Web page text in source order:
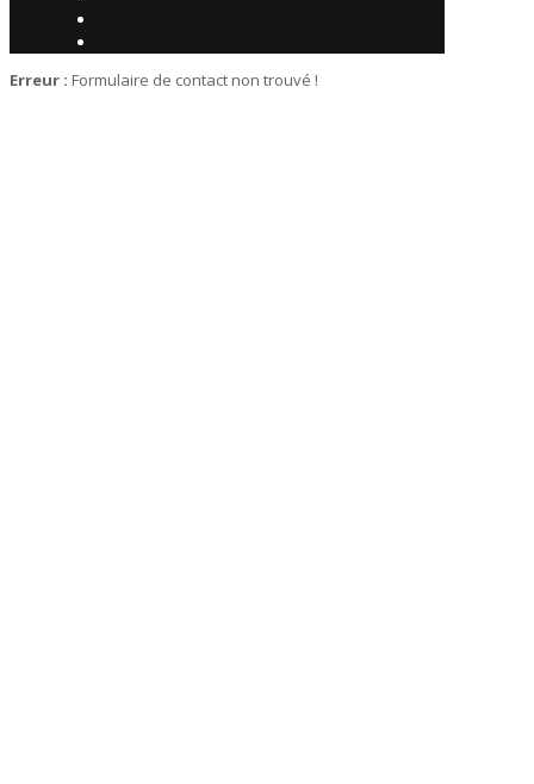
Erreur : Formulaire de contact non trouvé !